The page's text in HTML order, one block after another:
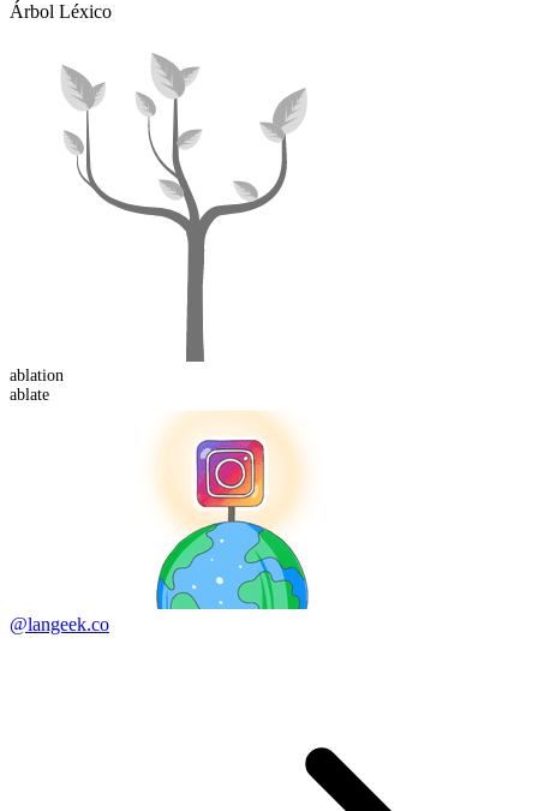
Árbol Léxico
ablation
ablate
@langeek.co